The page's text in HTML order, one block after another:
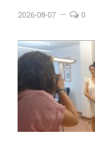
2026-08-07 0